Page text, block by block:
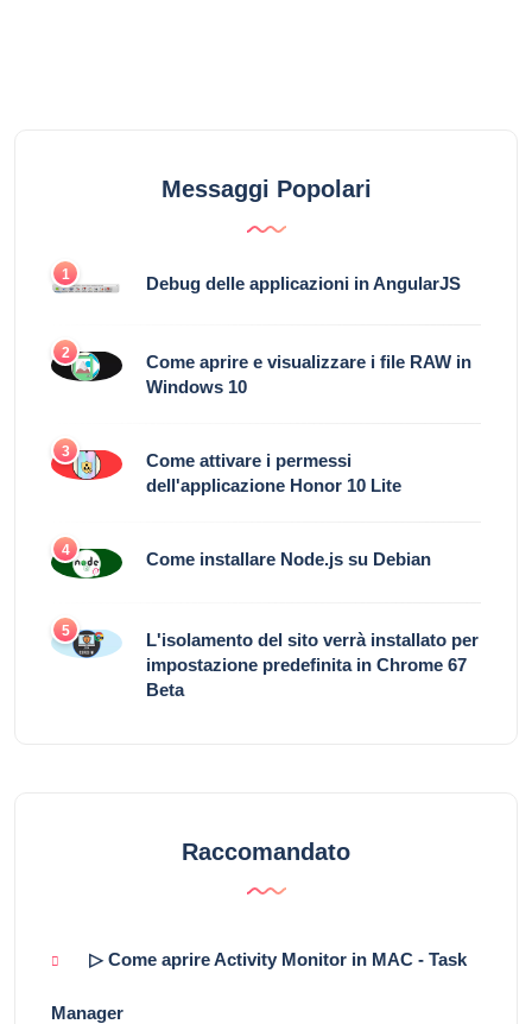
Messaggi Popolari
1 Debug delle applicazioni in AngularJS
2
Come aprire e visualizzare i file RAW in
Windows 10
3
Come attivare i permessi
dell'applicazione Honor 10 Lite
4 Come installare Node.js su Debian
5
L'isolamento del sito verrà installato per
impostazione predefinita in Chrome 67
Beta
Raccomandato
▷ Come aprire Activity Monitor in MAC - Task
Manager